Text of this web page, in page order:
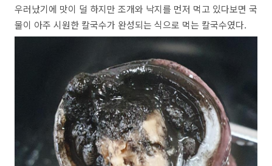
우러났기에 맛이 덜 하지만 조개와 낙지를 먼저 먹고 있다보면 국
물이 아주 시원한 칼국수가 완성되는 식으로 먹는 칼국수였다.